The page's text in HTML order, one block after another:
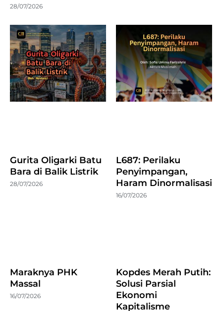
28/07/2026
Gurita Oligarki Batu
Bara di Balik Listrik
28/07/2026
L687: Perilaku
Penyimpangan,
Haram Dinormalisasi
16/07/2026
Maraknya PHK
Massal
16/07/2026
Kopdes Merah Putih:
Solusi Parsial
Ekonomi
Kapitalisme